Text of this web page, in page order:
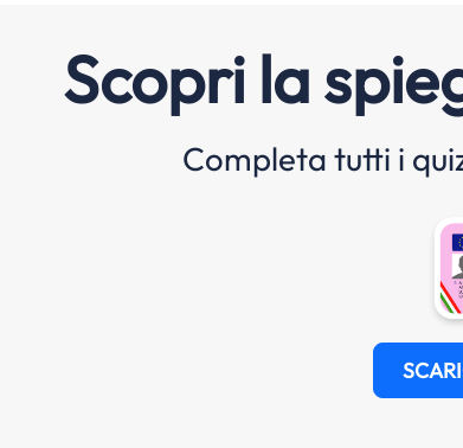
Scopri la
Completa tutti i